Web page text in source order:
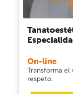
On-line
Transforma el
respeto.